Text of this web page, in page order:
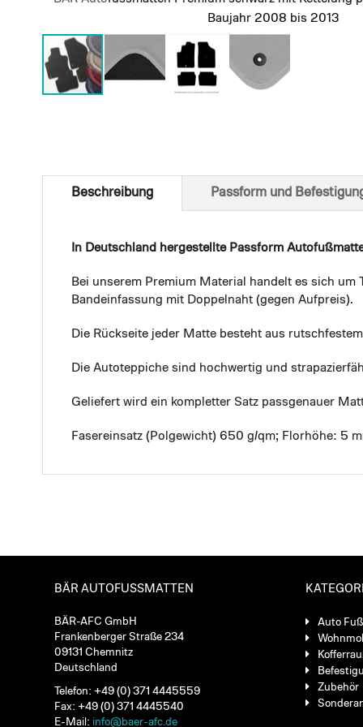
Baujahr 2008 bis 2013
of
Beschreibung
In Deutschland hergestellte Passform
Bei unserem Premium Material handelt es sich
Bandeinfassung mit Doppelnaht (gegen Aufpreis).
Die Rückseite jeder Matte besteht aus
Die Autoteppiche sind hochwertig und
Geliefert wird ein kompletter Satz passgenauer
Fasereinsatz (Polgewicht) 650 g/qm; Florhöhe: 5
Passform und
BÄR AUTOFUSSMATTEN
BÄR-AFC GmbH
Frankenberger Straße 234
09131 Chemnitz
Deutschland
Telefon: +49 (0) 371 4445559
Fax: +49 (0) 371 4445540
E-Mail: info@baer-afc.de
Auto
Zubehör